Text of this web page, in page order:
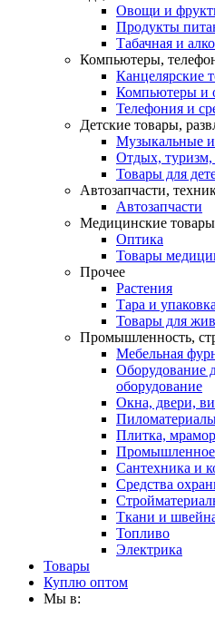
Овощи и
Продукты
Табачная и
Компьютеры,
Канцелярские
Компьютеры и
Телефония и
Детские товары,
Музыкальные
Отдых, туризм,
Товары для
Автозапчасти,
Автозапчасти
Медицинские товары
Оптика
Товары
Прочее
Растения
Тара и упаковка
Товары для
Промышленность,
Мебельная
Оборудование
оборудование
Окна, двери,
Плитка,
Промышленное
Сантехника и
Средства
Ткани и
Топливо
Электрика
Товары
Куплю оптом
Мы в: